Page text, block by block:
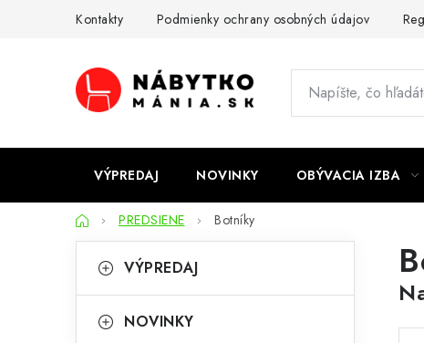
Kontakty Podmienky ochrany osobných údajov
VÝPREDAJ NOVINKY OBÝVACIA IZBA
DomovPREDSIENE Botníky
okategórie
a
VÝPREDAJ
NOVINKY